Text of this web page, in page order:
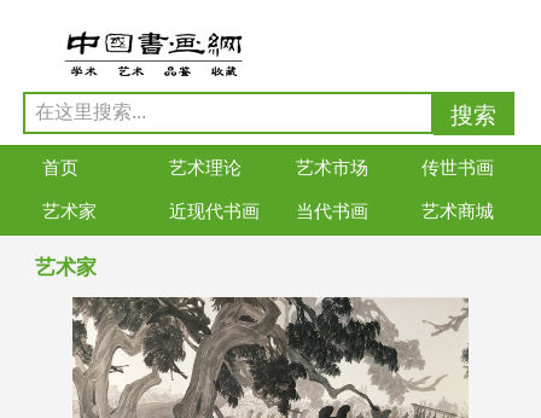
首页 艺术理论 艺术市场 传世书画
艺术家 近现代书画 当代书画 艺术商城
艺术家